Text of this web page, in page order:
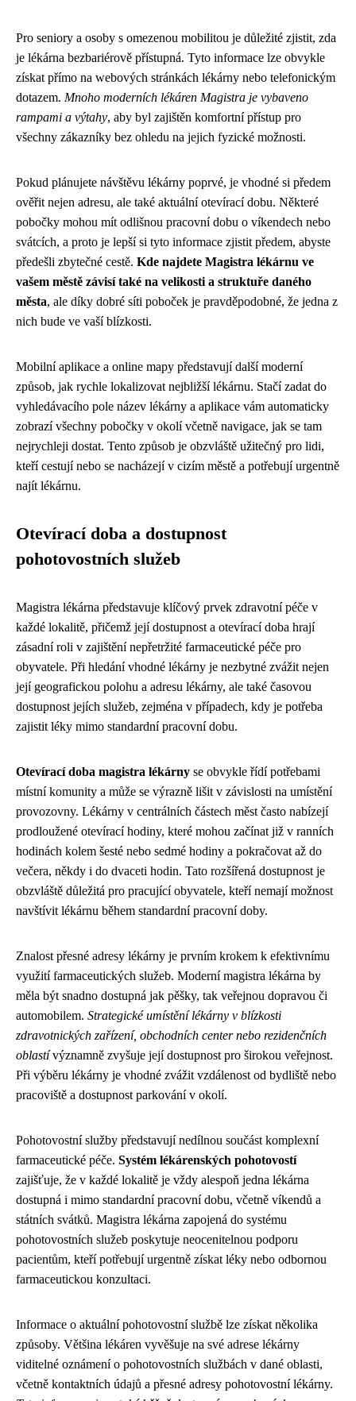
Pro seniory a osoby s omezenou mobilitou je důležité zjistit, zda
je lékárna bezbariérově přístupná. Tyto informace lze obvykle
získat přímo na webových stránkách lékárny nebo telefonickým
dotazem. Mnoho moderních lékáren Magistra je vybaveno
rampami a výtahy, aby byl zajištěn komfortní přístup pro
všechny zákazníky bez ohledu na jejich fyzické možnosti.
Pokud plánujete návštěvu lékárny poprvé, je vhodné si předem
ověřit nejen adresu, ale také aktuální otevírací dobu. Některé
pobočky mohou mít odlišnou pracovní dobu o víkendech nebo
svátcích, a proto je lepší si tyto informace zjistit předem, abyste
předešli zbytečné cestě. Kde najdete Magistra lékárnu ve
vašem městě závisí také na velikosti a struktuře daného
města, ale díky dobré síti poboček je pravděpodobné, že jedna z
nich bude ve vaší blízkosti.
Mobilní aplikace a online mapy představují další moderní
způsob, jak rychle lokalizovat nejbližší lékárnu. Stačí zadat do
vyhledávacího pole název lékárny a aplikace vám automaticky
zobrazí všechny pobočky v okolí včetně navigace, jak se tam
nejrychleji dostat. Tento způsob je obzvláště užitečný pro lidi,
kteří cestují nebo se nacházejí v cizím městě a potřebují urgentně
najít lékárnu.
Otevírací doba a dostupnost
pohotovostních služeb
Magistra lékárna představuje klíčový prvek zdravotní péče v
každé lokalitě, přičemž její dostupnost a otevírací doba hrají
zásadní roli v zajištění nepřetržité farmaceutické péče pro
obyvatele. Při hledání vhodné lékárny je nezbytné zvážit nejen
její geografickou polohu a adresu lékárny, ale také časovou
dostupnost jejích služeb, zejména v případech, kdy je potřeba
zajistit léky mimo standardní pracovní dobu.
Otevírací doba magistra lékárny se obvykle řídí potřebami
místní komunity a může se výrazně lišit v závislosti na umístění
provozovny. Lékárny v centrálních částech měst často nabízejí
prodloužené otevírací hodiny, které mohou začínat již v ranních
hodinách kolem šesté nebo sedmé hodiny a pokračovat až do
večera, někdy i do dvaceti hodin. Tato rozšířená dostupnost je
obzvláště důležitá pro pracující obyvatele, kteří nemají možnost
navštívit lékárnu během standardní pracovní doby.
Znalost přesné adresy lékárny je prvním krokem k efektivnímu
využití farmaceutických služeb. Moderní magistra lékárna by
měla být snadno dostupná jak pěšky, tak veřejnou dopravou či
automobilem. Strategické umístění lékárny v blízkosti
zdravotnických zařízení, obchodních center nebo rezidenčních
oblastívýznamně zvyšuje její dostupnost pro širokou veřejnost.
Při výběru lékárny je vhodné zvážit vzdálenost od bydliště nebo
pracoviště a dostupnost parkování v okolí.
Pohotovostní služby představují nedílnou součást komplexní
farmaceutické péče. Systém lékárenských pohotovostí
zajišťuje, že v každé lokalitě je vždy alespoň jedna lékárna
dostupná i mimo standardní pracovní dobu, včetně víkendů a
státních svátků. Magistra lékárna zapojená do systému
pohotovostních služeb poskytuje neocenitelnou podporu
pacientům, kteří potřebují urgentně získat léky nebo odbornou
farmaceutickou konzultaci.
Informace o aktuální pohotovostní službě lze získat několika
způsoby. Většina lékáren vyvěšuje na své adrese lékárny
viditelné oznámení o pohotovostních službách v dané oblasti,
včetně kontaktních údajů a přesné adresy pohotovostní lékárny.